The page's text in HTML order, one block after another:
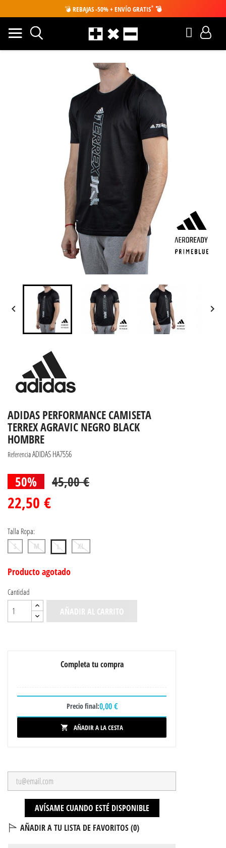
💣 REBAJAS -50% + ENVÍO GRATIS* 💣
 
ADIDAS PERFORMANCE CAMISETA
TERREX AGRAVIC NEGRO BLACK
HOMBRE
ReferenciaADIDAS HA7556
50% 45,00 €
22,50 €
Talla Ropa:
S M L XL
Producto agotado
Cantidad
AÑADIR AL CARRITO
Completa tu compra
Precio final:0,00 €
 AÑADIR A LA CESTA
AVÍSAME CUANDO ESTÉ DISPONIBLE
AÑADIR A TU LISTA DE FAVORITOS (0)